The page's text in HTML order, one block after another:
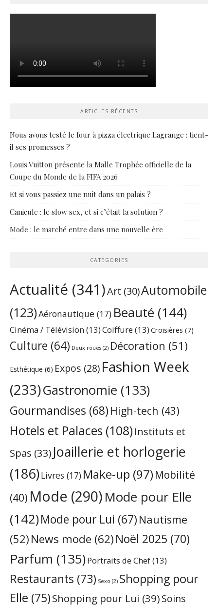
ARTICLES RÉCENTS
Nous avons testé le four à pizza électrique Lagrange : tient-
il ses promesses ?
Louis Vuitton présente la Malle Trophée officielle de la
Coupe du Monde de la FIFA 2026
Et si vous passiez une nuit dans un palais ?
Canicule : le slow sex, et si c’était la solution ?
Mode : le marché entre dans une nouvelle ère
CATÉGORIES
Actualité (341)Art (30)Automobile
(123)Aéronautique (17) Beauté (144)
Cinéma / Télévision(13)Coiffure(13) Croisières (7)
Culture (64) Deux roues (2) Décoration (51)
Esthétique (6) Expos (28) Fashion Week
(233)Gastronomie (133)
Gourmandises (68) High-tech (43)
Hotels et Palaces (108) Instituts et
Spas (33) Joaillerie et horlogerie
(186)Livres (17) Make-up (97) Mobilité
(40) Mode (290)Mode pour Elle
(142)Mode pour Lui (67) Nautisme
(52) News mode (62)Noël 2025 (70)
Parfum (135)Portraits de Chef(13)
Restaurants (73) Sexo (2) Shopping pour
Elle (75)Shopping pour Lui (39)Soins